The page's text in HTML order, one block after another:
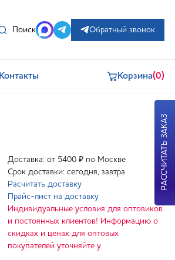
Поиск Обратный звонок
Контакты Корзина(0)
Доставка: от 5400 ₽ по Москве
Срок доставки: сегодня, завтра
Расчитать доставку
Прайс-лист на доставку
Индивидуальные условия для оптовиков
и постоянных клиентов! Информацию о
скидках и ценах для оптовых
покупателей уточняйте у
РАССЧИТАТЬ ЗАКАЗ